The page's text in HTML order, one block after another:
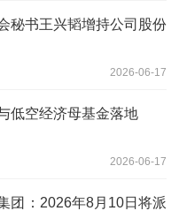
秘书王兴韬增持公司股份
2026-06-17
低空经济母基金落地
2026-06-17
团：2026年8月10日将派